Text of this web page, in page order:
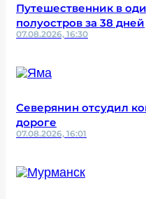
Путешественник в
полуостров за 38 дней
07.08.2026, 16:30
Северянин отсудил
дороге
07.08.2026, 16:01